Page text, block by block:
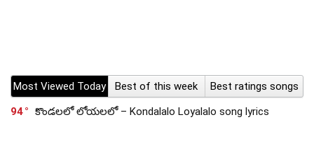
Most Viewed Today Best of this week
Best ratings songs
94
కొండలలో లోయలలో – Kondalalo Loyalalo song lyrics